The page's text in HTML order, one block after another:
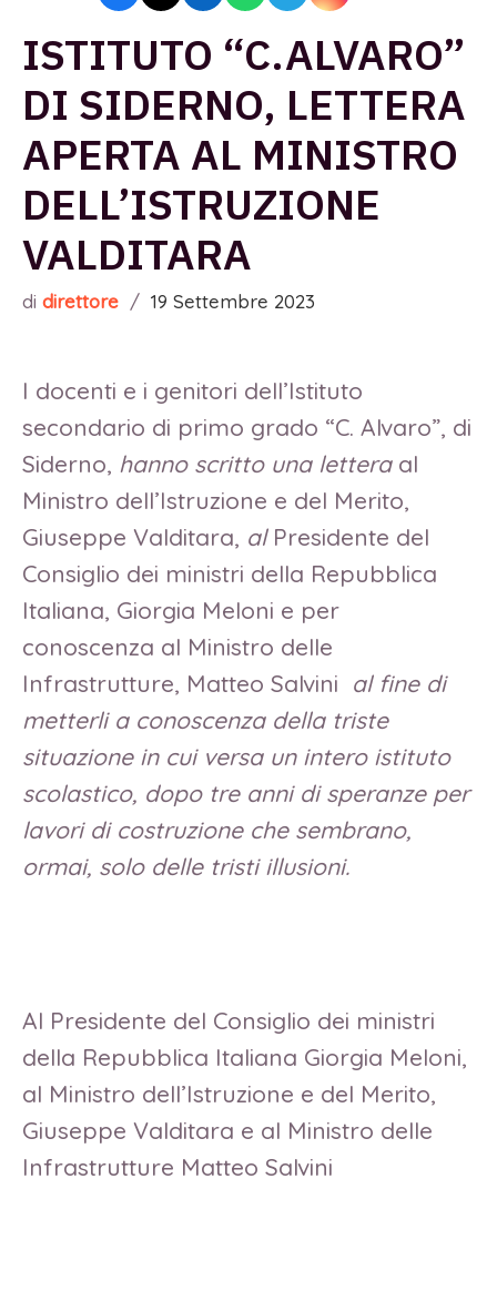
ISTITUTO “C.ALVARO”
DI SIDERNO, LETTERA
APERTA AL MINISTRO
DELL’ISTRUZIONE
VALDITARA
di direttore / 19 Settembre 2023
I docenti e i genitori dell’Istituto
secondario di primo grado “C. Alvaro”, di
Siderno, hanno scritto una letteraal
Ministro dell’Istruzione e del Merito,
Giuseppe Valditara, al Presidente del
Consiglio dei ministri della Repubblica
Italiana, Giorgia Meloni e per
conoscenza al Ministro delle
Infrastrutture, Matteo Salvini al fine di
metterli a conoscenza della triste
situazione in cui versa un intero istituto
scolastico, dopo tre anni di speranze per
lavori di costruzione che sembrano,
ormai, solo delle tristi illusioni.
Al Presidente del Consiglio dei ministri
della Repubblica Italiana Giorgia Meloni,
al Ministro dell’Istruzione e del Merito,
Giuseppe Valditara e al Ministro delle
Infrastrutture Matteo Salvini